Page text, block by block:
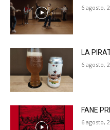
6 agosto,
LA
6 agosto,
FANE
6 agosto,